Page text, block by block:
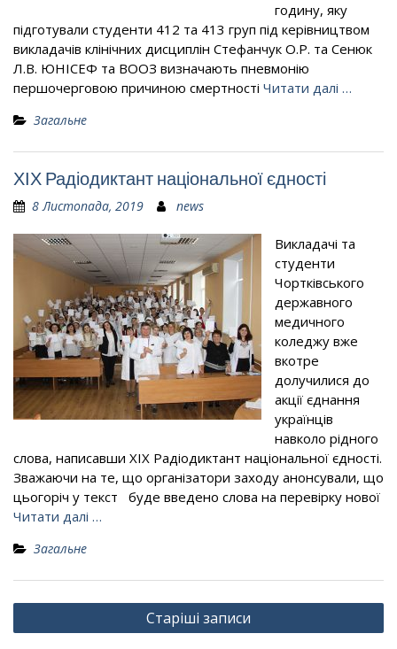
годину, яку
підготували студенти 412 та 413 груп під керівництвом
викладачів клінічних дисциплін Стефанчук О.Р. та Сенюк
Л.В. ЮНІСЕФ та ВООЗ визначають пневмонію
першочерговою причиною смертності Читати далі …
Загальне
ХІХ Радіодиктант національної єдності
8 Листопада, 2019 news
Викладачі та
студенти
Чортківського
державного
медичного
коледжу вже
вкотре
долучилися до
акції єднання
українців
навколо рідного
слова, написавши ХІХ Радіодиктант національної єдності.
Зважаючи на те, що організатори заходу анонсували, що
цьогоріч у текст буде введено слова на перевірку нової
Читати далі …
Загальне
Навігація
за
Старіші записи